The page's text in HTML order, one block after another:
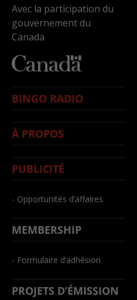
Avec la participation du
gouvernement du
Canada
BINGO RADIO
À PROPOS
PUBLICITÉ
- Opportunités d’affaires
MEMBERSHIP
- Formulaire d’adhésion
PROJETS D’ÉMISSION